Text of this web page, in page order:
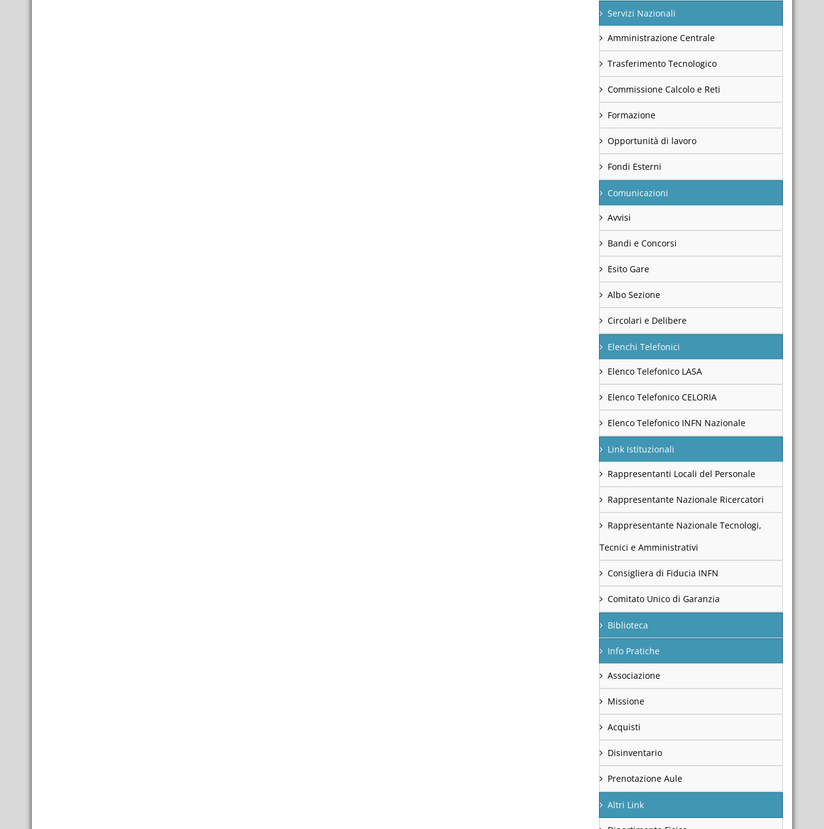
Servizi Nazionali
Amministrazione Centrale
Trasferimento Tecnologico
Commissione Calcolo e Reti
Formazione
Opportunità di lavoro
Fondi Esterni
Comunicazioni
Avvisi
Bandi e Concorsi
Esito Gare
Albo Sezione
Circolari e Delibere
Elenchi Telefonici
Elenco Telefonico LASA
Elenco Telefonico CELORIA
Elenco Telefonico INFN Nazionale
Link Istituzionali
Rappresentanti Locali del Personale
Rappresentante Nazionale Ricercatori
Rappresentante Nazionale Tecnologi,
Tecnici e Amministrativi
Consigliera di Fiducia INFN
Comitato Unico di Garanzia
Biblioteca
Info Pratiche
Associazione
Missione
Acquisti
Disinventario
Prenotazione Aule
Altri Link